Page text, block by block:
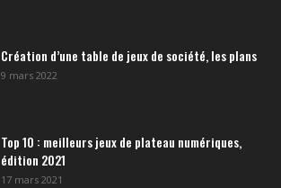
Création d’une table de jeux de société, les plans
9 mars 2022
Top 10 : meilleurs jeux de plateau numériques,
édition 2021
17 mars 2021